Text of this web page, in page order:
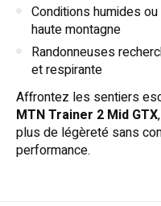
Conditions humides
haute montagne
Randonneuses
et respirante
Affrontez les sentiers
MTN Trainer 2 Mid GTX
plus de légèreté sans
performance.